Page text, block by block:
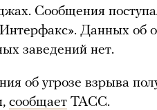
Сообщения
Данных об
заведений нет.
об угрозе взрыва
сообщает ТАСС.